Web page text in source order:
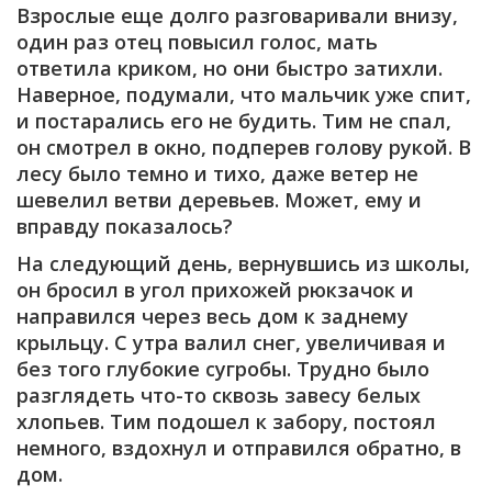
Взрослые еще долго разговаривали внизу,
один раз отец повысил голос, мать
ответила криком, но они быстро затихли.
Наверное, подумали, что мальчик уже спит,
и постарались его не будить. Тим не спал,
он смотрел в окно, подперев голову рукой. В
лесу было темно и тихо, даже ветер не
шевелил ветви деревьев. Может, ему и
вправду показалось?
На следующий день, вернувшись из школы,
он бросил в угол прихожей рюкзачок и
направился через весь дом к заднему
крыльцу. С утра валил снег, увеличивая и
без того глубокие сугробы. Трудно было
разглядеть что-то сквозь завесу белых
хлопьев. Тим подошел к забору, постоял
немного, вздохнул и отправился обратно, в
дом.